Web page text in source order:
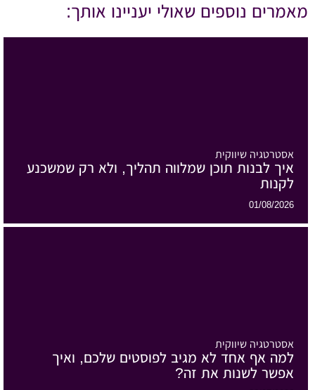
מאמרים נוספים שאולי יעניינו אותך:
אסטרטגיה שיווקית
איך לבנות תוכן שמלווה תהליך, ולא רק שמשכנע
לקנות
01/08/2026
אסטרטגיה שיווקית
למה אף אחד לא מגיב לפוסטים שלכם, ואיך
אפשר לשנות את זה?